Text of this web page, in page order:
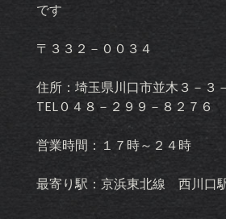
です
〒３３２－００３４
住所：埼玉県川口市並木３－３
TEL０４８－２９９－８２７６
営業時間：１７時～２４時
最寄り駅：京浜東北線 西川口